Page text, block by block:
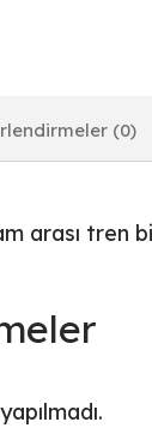
(0)
arası tren